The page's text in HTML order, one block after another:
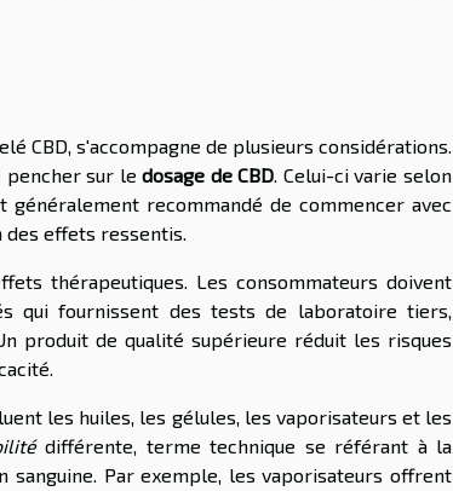
CBD, s'accompagne de plusieurs considérations.
pencher sur ledosage de CBD. Celui-ci varie selon
recommandé de commencer avec
effets ressentis.
thérapeutiques. Les consommateurs doivent
qui fournissent des tests de laboratoire tiers,
produit de qualité supérieure réduit les risques
les huiles, les gélules, les vaporisateurs et les
différente, terme technique se référant à la
Par exemple, les vaporisateurs offrent